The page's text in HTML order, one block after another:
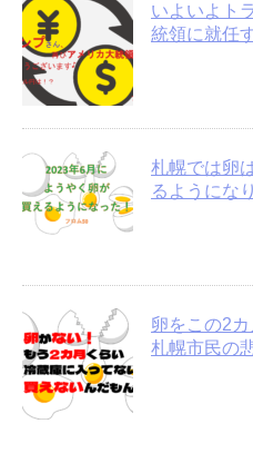
いよいよト
統領に就任
札幌では卵
るようにな
卵をこの2
札幌市民の